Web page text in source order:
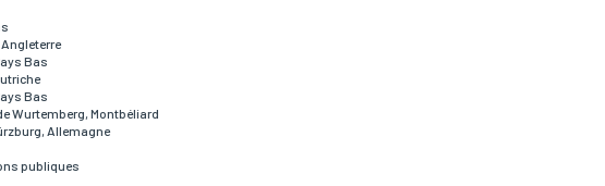
Bas
Bas
Wurtemberg, Montbéliard
Allemagne
publiques